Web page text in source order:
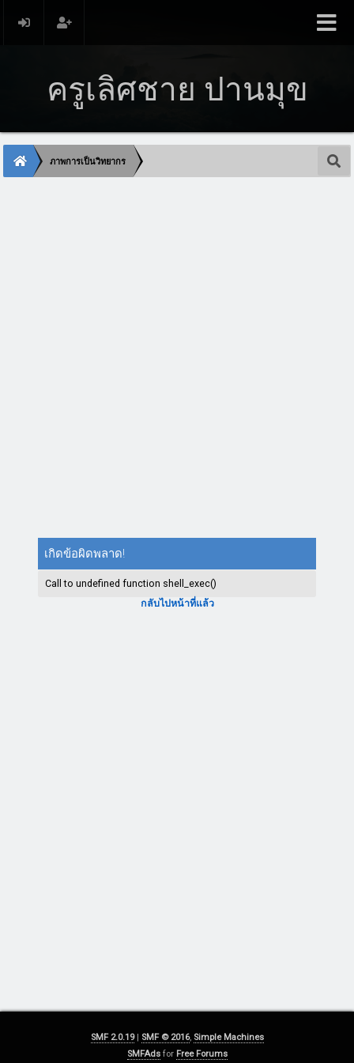
ครูเลิศชาย ปานมุข
ภาพการเป็นวิทยากร
เกิดข้อผิดพลาด!
Call to undefined function shell_exec()
กลับไปหน้าที่แล้ว
SMF 2.0.19| SMF © 2016, Simple Machines
SMFAdsfor Free Forums